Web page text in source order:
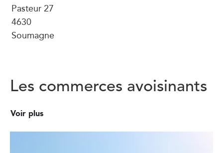
Pasteur 27
4630
Soumagne
Les commerces avoisinants
Voir plus